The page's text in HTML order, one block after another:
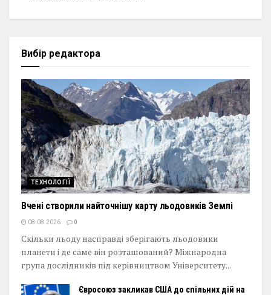
Вибір редактора
ТЕХНОЛОГІЇ
Вчені створили найточнішу карту льодовиків Землі
08.08.2026 0
Скільки льоду насправді зберігають льодовики
планети і де саме він розташований? Міжнародна
група дослідників під керівництвом Університету...
Євросоюз закликав США до спільних дій на